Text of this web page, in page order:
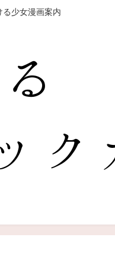
る少女漫画案内